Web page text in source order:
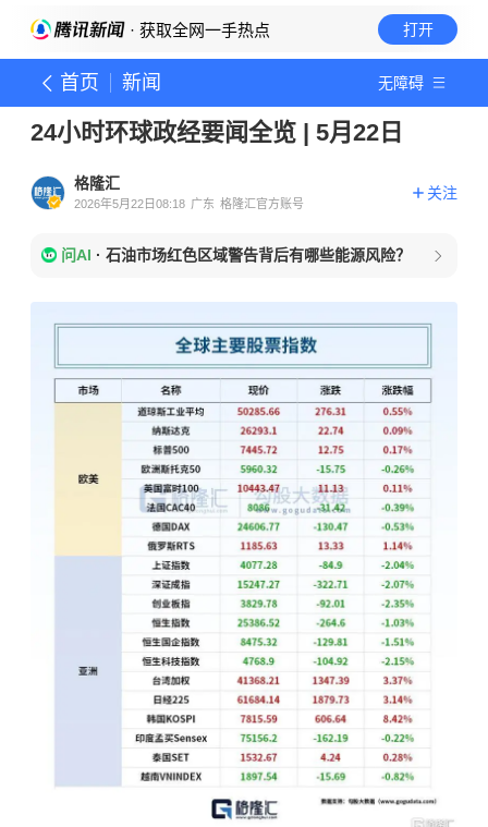
· 获取全网一手热点 打开
首页 新闻 无障碍
24小时环球政经要闻全览 | 5月22日
格隆汇
2026年5月22日08:18 广东 格隆汇官方账号
关注
问AI · 石油市场红色区域警告背后有哪些能源风险？